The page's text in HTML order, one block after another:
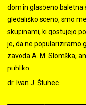
dom in glasbeno baletna
gledališko sceno, smo
skupinami, ki gostujejo
je, da ne populariziramo
zavoda A. M. Slomška,
publiko.
dr. Ivan J. Štuhec